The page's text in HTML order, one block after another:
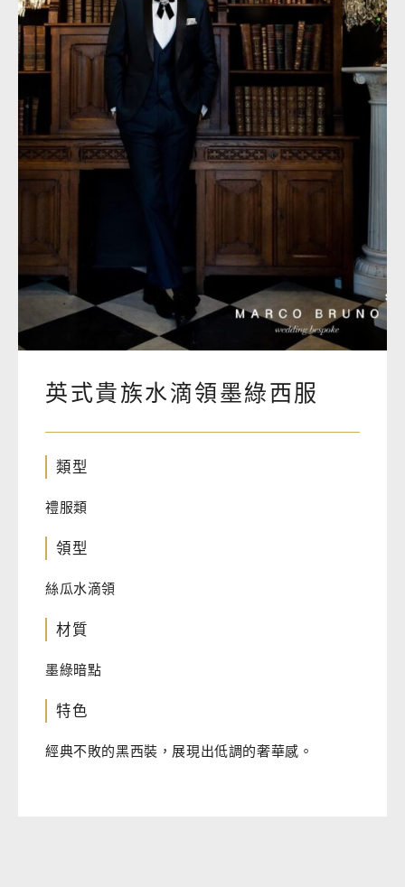
英式貴族水滴領墨綠西服
類型
禮服類
領型
絲瓜水滴領
材質
墨綠暗點
特色
經典不敗的黑西裝，展現出低調的奢華感。